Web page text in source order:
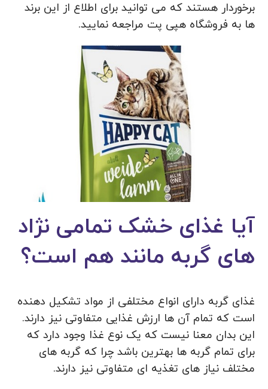
برخوردار هستند که می توانید برای اطلاع از این برند
ها به فروشگاه هپی پت مراجعه نمایید.
آیا غذای خشک تمامی نژاد
های گربه مانند هم است؟
غذای گربه دارای انواع مختلفی از مواد تشکیل دهنده
است که تمام آن ها ارزش غذایی متفاوتی نیز دارند.
این بدان معنا نیست که یک نوع غذا وجود دارد که
برای تمام گربه ها بهترین باشد چرا که گربه های
مختلف نیاز های تغذیه ای متفاوتی نیز دارند.